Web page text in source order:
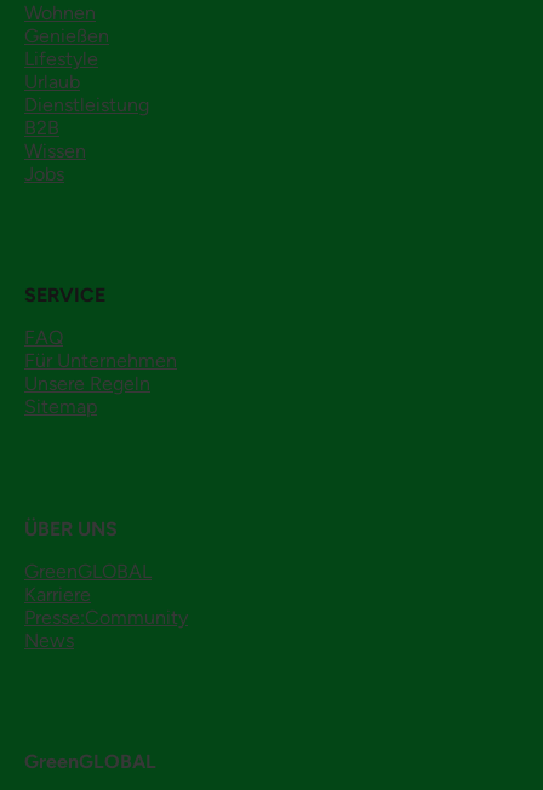
Wohnen
Genießen
Lifestyle
Urlaub
Dienstleistung
B2B
Wissen
Jobs
SERVICE
FAQ
Für Unternehmen
Unsere Regeln
Sitemap
ÜBER UNS
GreenGLOBAL
Karriere
Presse:Community
News
GreenGLOBAL